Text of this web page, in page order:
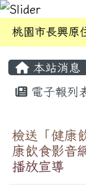
桃園市長興原
本站消息
電子報列
檢送「健康
康飲食影音
播放宣導